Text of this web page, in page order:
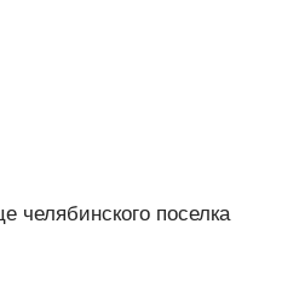
челябинского поселка